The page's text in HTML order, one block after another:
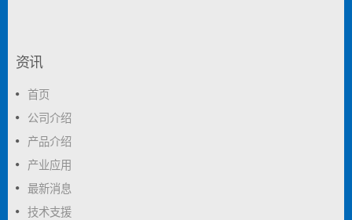
资讯
首页
公司介绍
产品介绍
产业应用
最新消息
技术支援